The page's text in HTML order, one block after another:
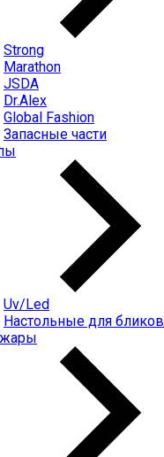
Strong
Marathon
JSDA
Dr.Alex
Global Fashion
Запасные части
Uv/Led
Настольные для бликов